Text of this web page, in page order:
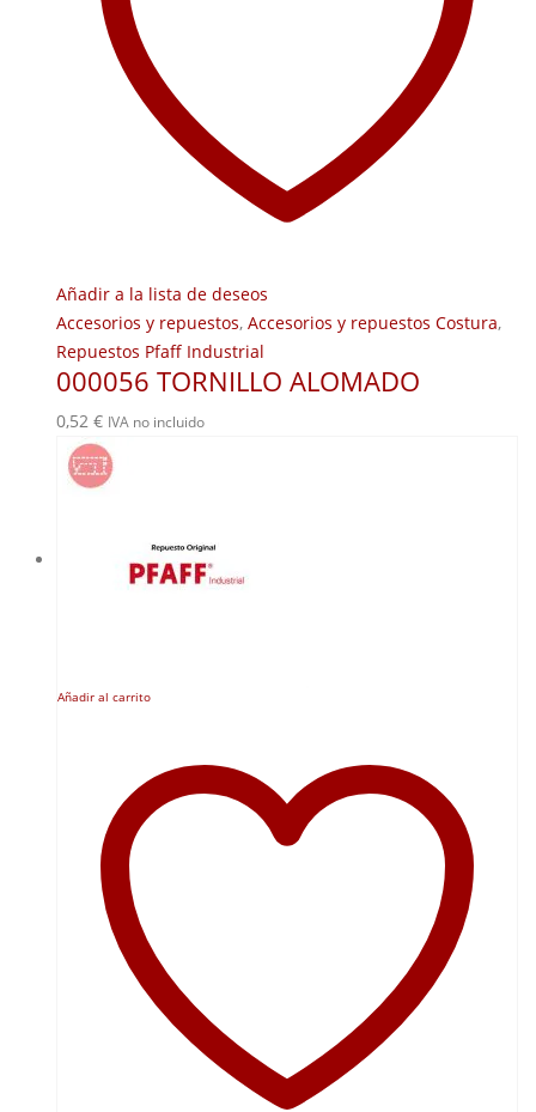
Añadir a la lista de deseos
Accesorios y repuestos, Accesorios y repuestos Costura,
Repuestos Pfaff Industrial
000056 TORNILLO ALOMADO
0,52 € IVA no incluido
Añadir al carrito